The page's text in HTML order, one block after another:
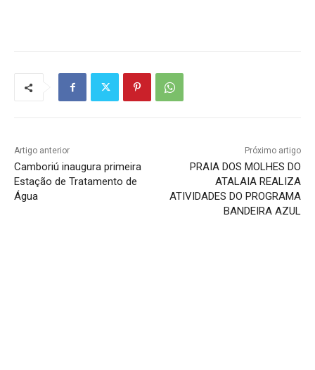
Artigo anterior
Camboriú inaugura primeira
Estação de Tratamento de
Água
Próximo artigo
PRAIA DOS MOLHES DO
ATALAIA REALIZA
ATIVIDADES DO PROGRAMA
BANDEIRA AZUL